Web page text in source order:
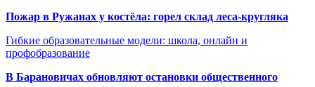
Пожар в Ружанах у костёла: горел склад леса-кругляка
Гибкие образовательные модели: школа, онлайн и
профобразование
В Барановичах обновляют остановки общественного